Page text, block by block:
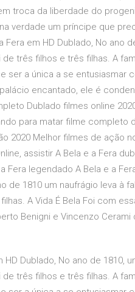
troca da liberdade do
verdade um príncipe que
Fera em HD Dublado, No ano
três filhos e três filhas. A
ser a única a se entusiasmar
encantado, ele é
Dublado filmes online
para matar filme completo
2020 Melhor filmes de ação
assistir A Bela e a Fera
Fera legendado A Bela e a
de 1810 um naufrágio leva à
A Vida É Bela Foi com
Benigni e Vincenzo
HD Dublado, No ano de 1810,
três filhos e três filhas. A